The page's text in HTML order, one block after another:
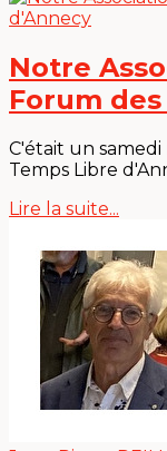
Notre
Forum
C'était un
Temps Libre
Lire la suite...